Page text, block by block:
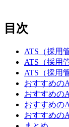
目次
ATS（採用
ATS（採用
ATS（採用
おすすめの
おすすめの
おすすめの
おすすめの